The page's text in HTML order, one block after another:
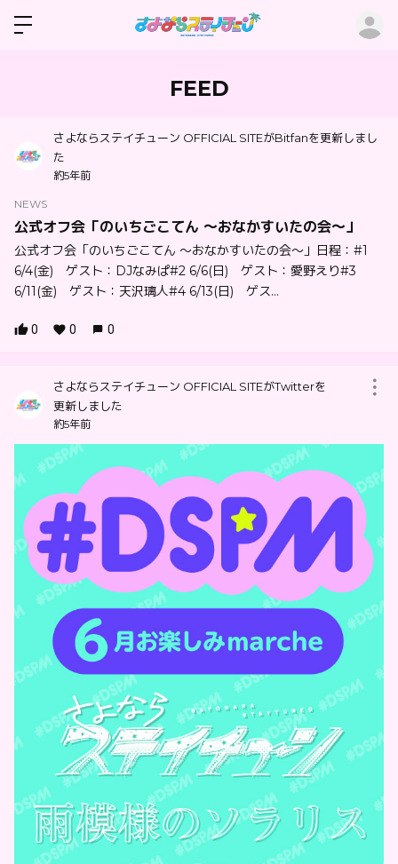
FEED
さよならステイチューン OFFICIAL SITEがBitfanを更新しまし
た
約5年前
NEWS
公式オフ会「のいちごこてん 〜おなかすいたの会〜」
公式オフ会「のいちごこてん 〜おなかすいたの会〜」日程：#1
6/4(金) ゲスト：DJなみぱ#2 6/6(日) ゲスト：愛野えり#3
6/11(金) ゲスト：天沢璃人#4 6/13(日) ゲス...
0 0 0
さよならステイチューン OFFICIAL SITEがTwitterを
更新しました
約5年前